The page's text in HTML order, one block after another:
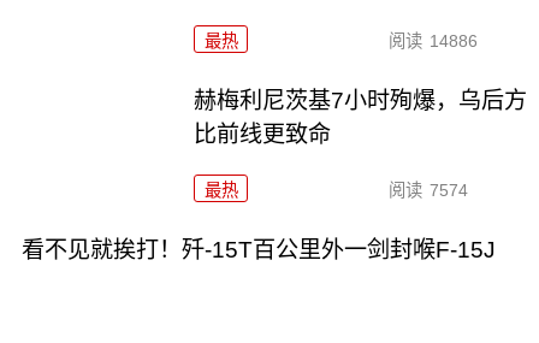
最热 阅读 14886
赫梅利尼茨基7小时殉爆，乌后方
比前线更致命
最热 阅读 7574
看不见就挨打！歼-15T百公里外一剑封喉F-15J